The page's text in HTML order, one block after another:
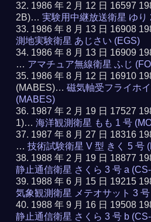
1986 年 2 月 12 日 16597
2B)…実験用中継放送衛星 ゆり
1986 年 8 月 13 日 16908
測地実験衛星 あじさい (EGS)
1986 年 8 月 13 日 16909
… アマチュア無線衛星 ふじ
1986 年 8 月 12 日 16910
(MABES)…磁気軸受フライホ
(MABES)
1987 年 2 月 19 日 17527
1)…海洋観測衛星 もも 1 号
1987 年 8 月 27 日 18316
…技術試験衛星 V 型 きく 5 号
1988 年 2 月 19 日 18877
静止通信衛星 さくら 3 号 a
1988 年 6 月 15 日 19215
気象観測衛星 メテオサット 3 号
1988 年 9 月 16 日 19508
静止通信衛星 さくら 3 号 b